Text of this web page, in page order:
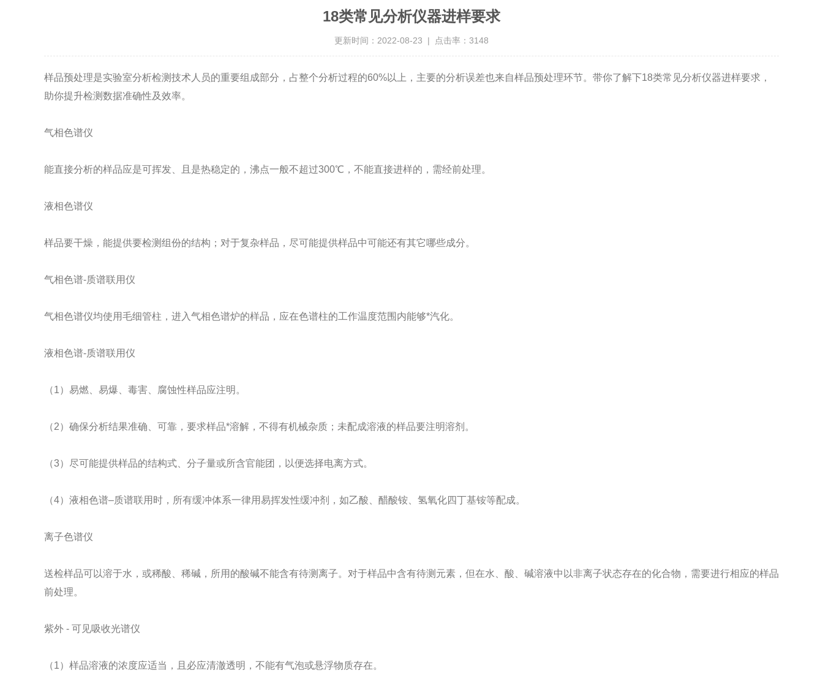
18类常见分析仪器进样要求
更新时间：2022-08-23 | 点击率：3148
样品预处理是实验室分析检测技术人员的重要组成部分，占整个分析过程的60%以上，主要的分析误差也来自样品预处理环节。带你了解下18类常见分析仪器进样要求，
助你提升检测数据准确性及效率。
气相色谱仪
能直接分析的样品应是可挥发、且是热稳定的，沸点一般不超过300℃，不能直接进样的，需经前处理。
液相色谱仪
样品要干燥，能提供要检测组份的结构；对于复杂样品，尽可能提供样品中可能还有其它哪些成分。
气相色谱-质谱联用仪
气相色谱仪均使用毛细管柱，进入气相色谱炉的样品，应在色谱柱的工作温度范围内能够*汽化。
液相色谱-质谱联用仪
（1）易燃、易爆、毒害、腐蚀性样品应注明。
（2）确保分析结果准确、可靠，要求样品*溶解，不得有机械杂质；未配成溶液的样品要注明溶剂。
（3）尽可能提供样品的结构式、分子量或所含官能团，以便选择电离方式。
（4）液相色谱–质谱联用时，所有缓冲体系一律用易挥发性缓冲剂，如乙酸、醋酸铵、氢氧化四丁基铵等配成。
离子色谱仪
送检样品可以溶于水，或稀酸、稀碱，所用的酸碱不能含有待测离子。对于样品中含有待测元素，但在水、酸、碱溶液中以非离子状态存在的化合物，需要进行相应的样品
前处理。
紫外 - 可见吸收光谱仪
（1）样品溶液的浓度应适当，且必应清澈透明，不能有气泡或悬浮物质存在。